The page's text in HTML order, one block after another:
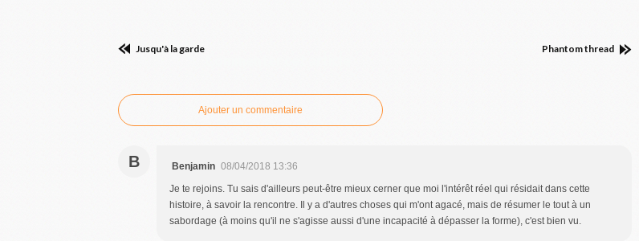
Jusqu'à la garde Phantom thread
Ajouter un commentaire
B Benjamin 08/04/2018 13:36
Je te rejoins. Tu sais d'ailleurs peut-être mieux cerner que moi l'intérêt réel qui résidait dans cette
histoire, à savoir la rencontre. Il y a d'autres choses qui m'ont agacé, mais de résumer le tout à un
sabordage (à moins qu'il ne s'agisse aussi d'une incapacité à dépasser la forme), c'est bien vu.